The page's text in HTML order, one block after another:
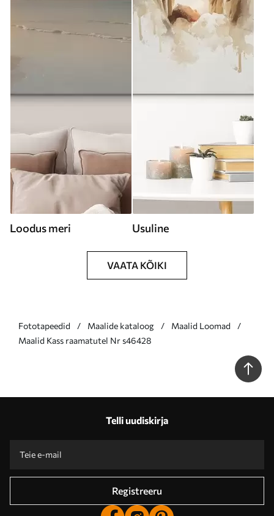
Loodus meri Usuline
VAATA KÕIKI
Fototapeedid Maalide kataloog
Maalid Loomad
Maalid Kass raamatutel Nr s46428
Telli uudiskirja
Registreeru